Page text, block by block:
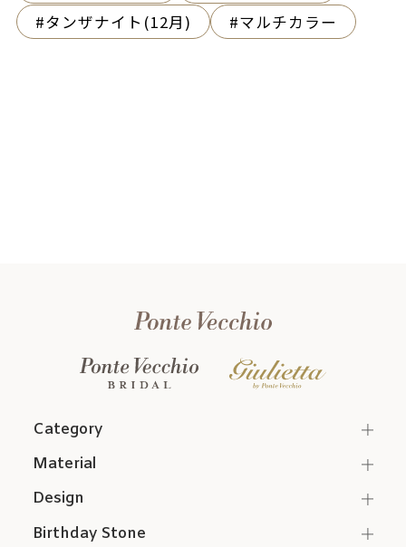
タンザナイト(12月)
マルチカラー
Category
Material
Design
Birthday Stone